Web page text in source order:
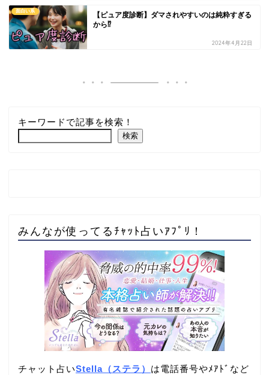
面白い系
【ピュア度診断】ダマされやすいのは純粋すぎる
から⁉
2024年4月22日
キーワードで記事を検索！
検索
みんなが使ってるﾁｬｯﾄ占いｱﾌﾟﾘ！
チャット占いStella（ステラ） は電話番号やﾒｱﾄﾞなど